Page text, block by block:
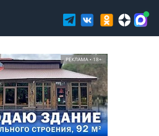
РЕКЛАМА • 18+